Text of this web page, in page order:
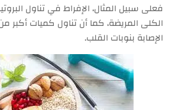
فعلى سبيل المثال، الإفراط في تناول
الكلى المريضة، كما أن تناول كميات أكبر
الإصابة بنوبات القلب.